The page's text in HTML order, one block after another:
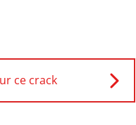
ce crack